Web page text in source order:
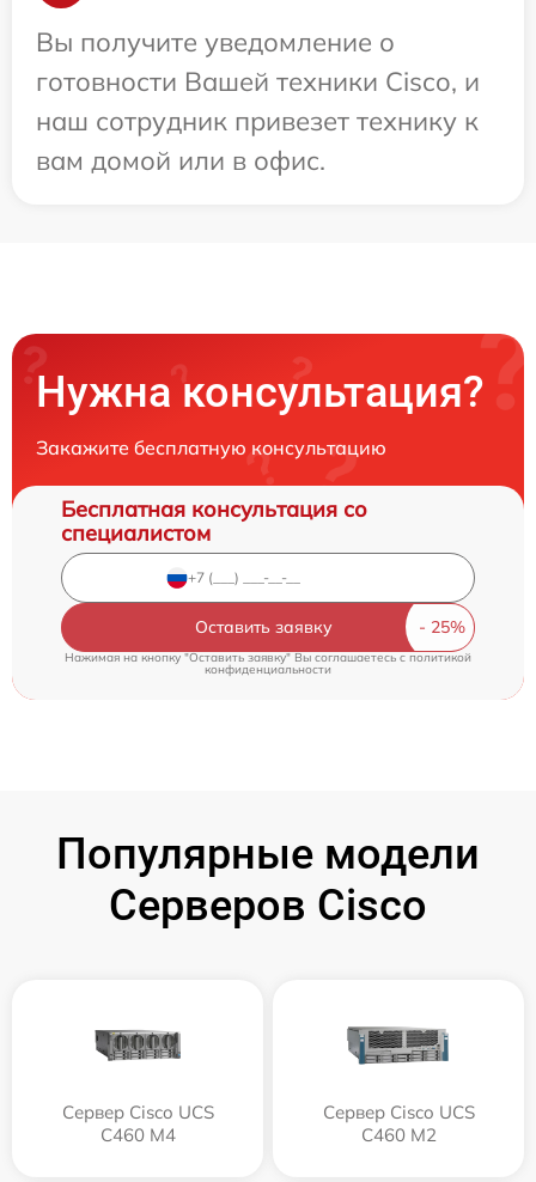
Вы получите уведомление о
готовности Вашей техники Cisco, и
наш сотрудник привезет технику к
вам домой или в офис.
Нужна консультация?
Закажите бесплатную консультацию
Бесплатная консультация со
специалистом
Оставить заявку
Нажимая на кнопку "Оставить заявку" Вы соглашаетесь cполитикой
конфиденциальности
Популярные модели
Серверов Cisco
Сервер Cisco UCS
C460 M4
Сервер Cisco UCS
C460 M2